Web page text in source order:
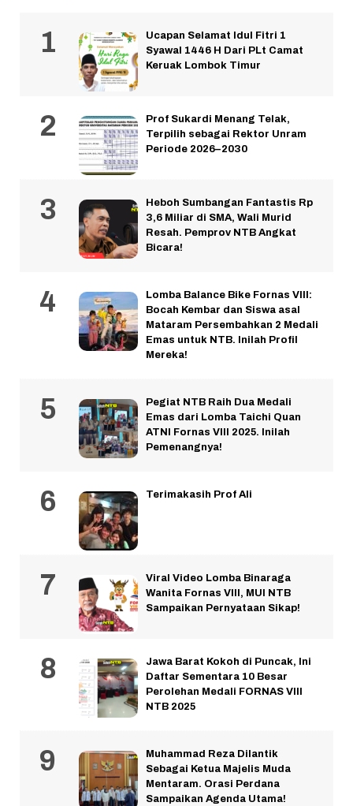
Ucapan Selamat Idul Fitri 1
Syawal 1446 H Dari PLt Camat
Keruak Lombok Timur
Prof Sukardi Menang Telak,
Terpilih sebagai Rektor Unram
Periode 2026–2030
Heboh Sumbangan Fantastis Rp
3,6 Miliar di SMA, Wali Murid
Resah. Pemprov NTB Angkat
Bicara!
Lomba Balance Bike Fornas VIII:
Bocah Kembar dan Siswa asal
Mataram Persembahkan 2 Medali
Emas untuk NTB. Inilah Profil
Mereka!
Pegiat NTB Raih Dua Medali
Emas dari Lomba Taichi Quan
ATNI Fornas VIII 2025. Inilah
Pemenangnya!
Terimakasih Prof Ali
Viral Video Lomba Binaraga
Wanita Fornas VIII, MUI NTB
Sampaikan Pernyataan Sikap!
Jawa Barat Kokoh di Puncak, Ini
Daftar Sementara 10 Besar
Perolehan Medali FORNAS VIII
NTB 2025
Muhammad Reza Dilantik
Sebagai Ketua Majelis Muda
Mentaram. Orasi Perdana
Sampaikan Agenda Utama!